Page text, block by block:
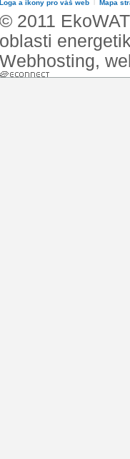
Loga a ikony pro váš web Mapa
© 2011
oblasti
Webhosting,